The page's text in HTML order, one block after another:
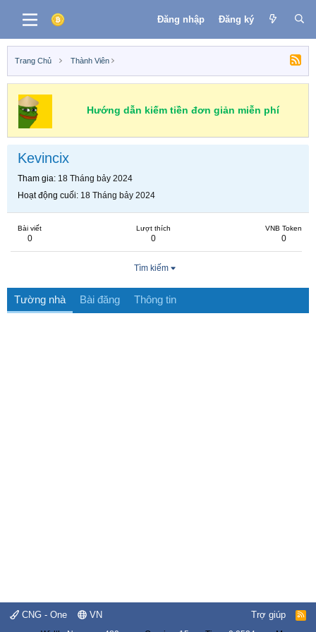
Đăng nhập Đăng ký
Trang Chủ Thành Viên
Hướng dẫn kiếm tiền đơn giản miễn phí
Kevincix
Tham gia 18 Tháng bảy 2024
Hoạt động cuối 18 Tháng bảy 2024
Bài viết
0
Lượt thích
0
VNB Token
0
Tìm kiếm
Tường nhà Bài đăng Thông tin
CNG - One VN Trợ giúp
R